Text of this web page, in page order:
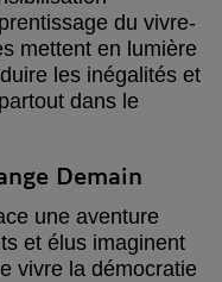
du vivre-
mettent en lumière
les inégalités et
dans le
Demain
une aventure
et élus imaginent
vivre la démocratie